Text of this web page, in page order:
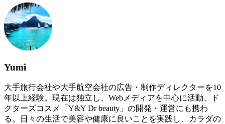
Yumi
大手旅行会社や大手航空会社の広告・制作ディレクターを10
年以上経験。現在は独立し、Webメディアを中心に活動、ド
クターズコスメ「Y&Y Dr beauty」の開発・運営にも携わ
る。日々の生活で美容や健康に良いことを実践し、カラダの